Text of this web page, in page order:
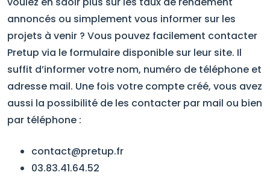
annoncés ou simplement vous informer sur les
projets à venir ? Vous pouvez facilement contacter
Pretup via le formulaire disponible sur leur site. Il
suffit d’informer votre nom, numéro de téléphone et
adresse mail. Une fois votre compte créé, vous avez
aussi la possibilité de les contacter par mail ou bien
par téléphone :
contact@pretup.fr
03.83.41.64.52